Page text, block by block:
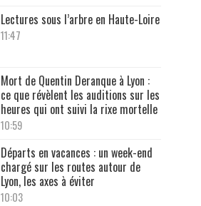
Lectures sous l’arbre en Haute-Loire
11:47
Mort de Quentin Deranque à Lyon :
ce que révèlent les auditions sur les
heures qui ont suivi la rixe mortelle
10:59
Départs en vacances : un week-end
chargé sur les routes autour de
Lyon, les axes à éviter
10:03